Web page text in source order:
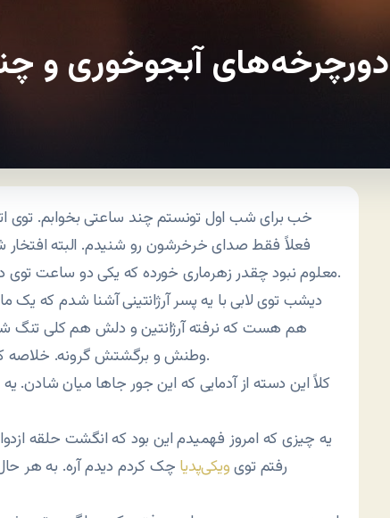
دورچرخه‌های آبجوخوری و
خب برای شب اول تونستم چند ساعتی بخوابم.
فعلاً فقط صدای خرخرشون رو شنیدم. البته
معلوم نبود چقدر زهرماری خورده که یکی دو ساعت توی دستشویی بود و من مجبور شدم با مثانه پر به خواب برم.
دیشب توی لابی با یه پسر آرژانتینی آشنا شدم که
هم هست که نرفته آرژانتین و دلش هم کلی تنگ شده
وطنش و برگشتش گرونه. خلاصه کلی درباره مارادونا حرف زدیم و تیمشون توی جام جهانی.
کلاً این دسته از آدمایی که این جور جاها میان
یه چیزی که امروز فهمیدم این بود که انگشت حلقه
رفتم تویویکی‌پدیا چک کردم دیدم آره. به هر